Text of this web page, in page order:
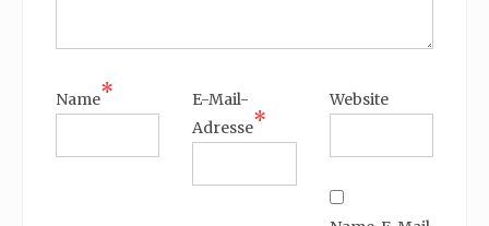
Name*
E-Mail-
Adresse*
Website